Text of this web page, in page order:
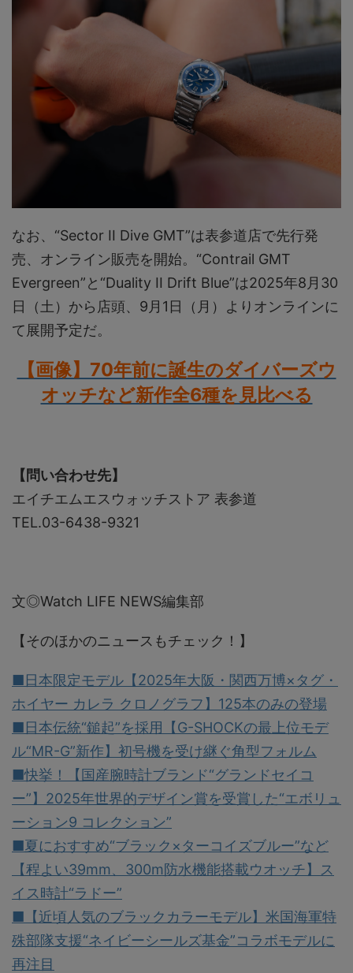
なお、“Sector II Dive GMT”は表参道店で先行発
売、オンライン販売を開始。“Contrail GMT
Evergreen”と“Duality II Drift Blue”は2025年8月30
日（土）から店頭、9月1日（月）よりオンラインに
て展開予定だ。
【画像】70年前に誕生のダイバーズウ
オッチなど新作全6種を見比べる
【問い合わせ先】
エイチエムエスウォッチストア 表参道
TEL.03-6438-9321
文◎Watch LIFE NEWS編集部
【そのほかのニュースもチェック！】
■日本限定モデル【2025年大阪・関西万博×タグ・
ホイヤー カレラ クロノグラフ】125本のみの登場
■日本伝統“鎚起”を採用【G-SHOCKの最上位モデ
ル“MR-G”新作】初号機を受け継ぐ角型フォルム
■快挙！【国産腕時計ブランド“グランドセイコ
ー”】2025年世界的デザイン賞を受賞した“エボリュ
ーション9 コレクション”
■夏におすすめ“ブラック×ターコイズブルー”など
【程よい39mm、300m防水機能搭載ウオッチ】ス
イス時計“ラドー”
■【近頃人気のブラックカラーモデル】米国海軍特
殊部隊支援“ネイビーシールズ基金”コラボモデルに
再注目